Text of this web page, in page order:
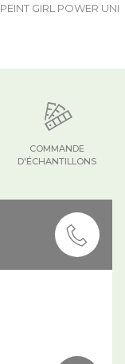
GIRL POWER UNI
COMMANDE
D'ÉCHANTILLONS